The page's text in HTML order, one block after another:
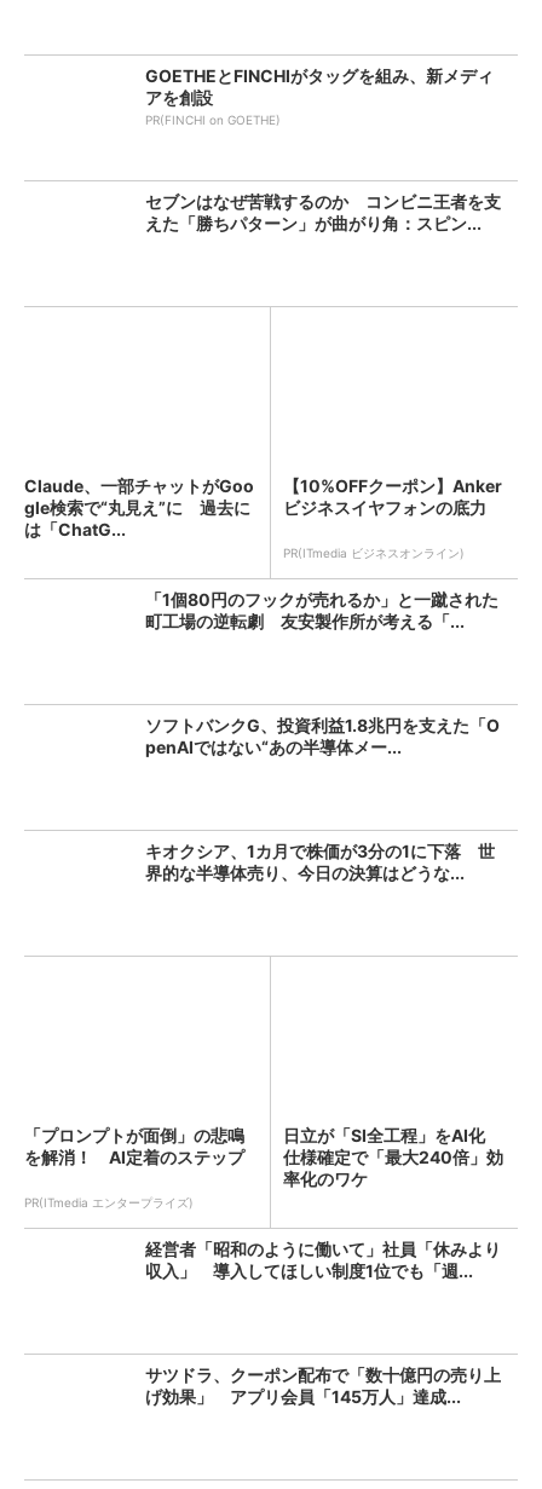
GOETHEとFINCHIがタッグを組み、新メディ
アを創設
PR(FINCHI on GOETHE)
セブンはなぜ苦戦するのか コンビニ王者を支
えた「勝ちパターン」が曲がり角：スピン...
Claude、一部チャットがGoo
gle検索で“丸見え”に 過去に
は「ChatG...
【10%OFFクーポン】Anker
ビジネスイヤフォンの底力
PR(ITmedia ビジネスオンライン)
「1個80円のフックが売れるか」と一蹴された
町工場の逆転劇 友安製作所が考える「...
ソフトバンクG、投資利益1.8兆円を支えた「O
penAIではない“あの半導体メー...
キオクシア、1カ月で株価が3分の1に下落 世
界的な半導体売り、今日の決算はどうな...
「プロンプトが面倒」の悲鳴
を解消！ AI定着のステップ
PR(ITmedia エンタープライズ)
日立が「SI全工程」をAI化
仕様確定で「最大240倍」効
率化のワケ
経営者「昭和のように働いて」社員「休みより
収入」 導入してほしい制度1位でも「週...
サツドラ、クーポン配布で「数十億円の売り上
げ効果」 アプリ会員「145万人」達成...